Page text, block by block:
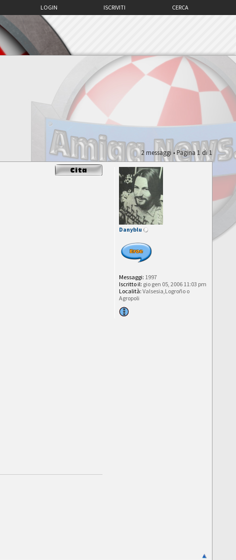
CERCA
ISCRIVITI
LOGIN
2 messaggi • Pagina1 di1
Danyblu
Messaggi: 1997
Iscritto il: gio gen 05, 2006 11:03 pm
Località: Valsesia,Logroño o
Agropoli